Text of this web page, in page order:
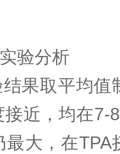
验分析
果取平均值
近，均在7-
大，在TPA